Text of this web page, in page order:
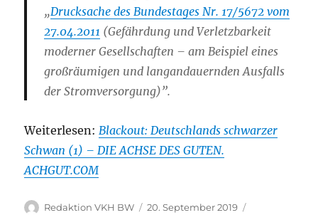
„Drucksache des Bundestages Nr. 17/5672 vom
27.04.2011 (Gefährdung und Verletzbarkeit
moderner Gesellschaften – am Beispiel eines
großräumigen und langandauernden Ausfalls
der Stromversorgung)”.
Weiterlesen:Blackout: Deutschlands schwarzer
Schwan (1) – DIE ACHSE DES GUTEN.
ACHGUT.COM
Autor
Redaktion VKH BW
Veröffentlicht
20. September 2019